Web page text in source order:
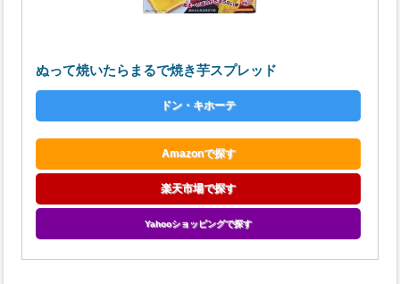
ぬって焼いたらまるで焼き芋スプレッド
ドン・キホーテ
Amazonで探す
楽天市場で探す
Yahooショッピングで探す